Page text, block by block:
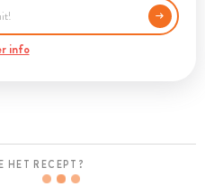
info
HET RECEPT?